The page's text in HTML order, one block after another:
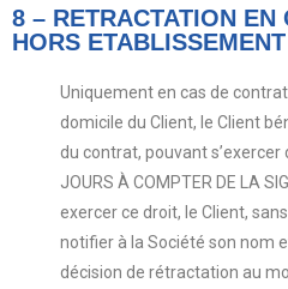
8 – RETRACTATION EN
HORS
Uniquement en cas de
domicile du Client, le Client
du contrat, pouvant s’exercer
JOURS À COMPTER DE LA
exercer ce droit, le Client,
notifier à la Société son nom
décision de rétractation au